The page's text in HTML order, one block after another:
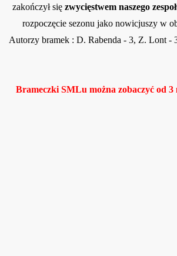
zakończył się zwycięstwem naszego
rozpoczęcie sezonu jako nowicjuszy w
Autorzy bramek : D. Rabenda - 3, Z. Lont -
Brameczki SMLu można zobaczyć od 3
2012!
na "pod bór"